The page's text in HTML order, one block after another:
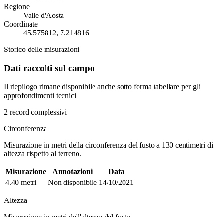
Regione
Valle d'Aosta
Coordinate
45.575812, 7.214816
Storico delle misurazioni
Dati raccolti sul campo
Il riepilogo rimane disponibile anche sotto forma tabellare per gli
approfondimenti tecnici.
2 record complessivi
Circonferenza
Misurazione in metri della circonferenza del fusto a 130 centimetri di
altezza rispetto al terreno.
Misurazione Annotazioni
Data
4.40 metri
Non disponibile 14/10/2021
Altezza